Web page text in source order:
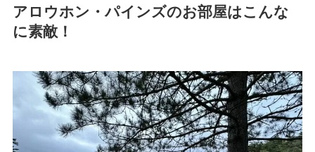
アロウホン・パインズのお部屋はこんな
に素敵！